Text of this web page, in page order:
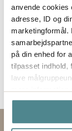
anvende cookies
adresse, ID og
marketingformål.
på din enhed for
tilpasset indhold,
lave
mere information
tilbage eller